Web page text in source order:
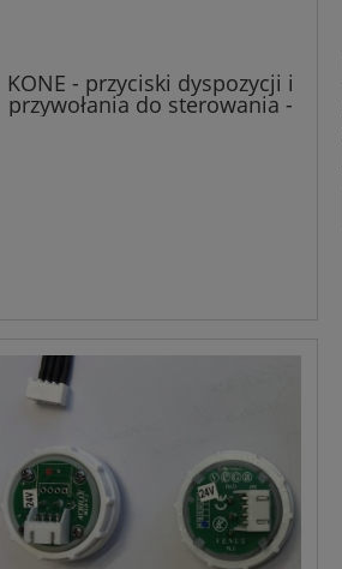
KONE - przyciski dyspozycji i
przywołania do sterowania -